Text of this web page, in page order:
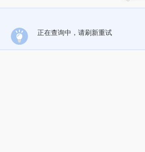
正在查询中，请刷新重试